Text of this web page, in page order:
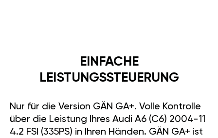
EINFACHE
LEISTUNGSSTEUERUNG
Nur für die Version GÄN GA+. Volle Kontrolle
über die Leistung Ihres Audi A6 (C6) 2004-11
4.2 FSI (335PS) in Ihren Händen. GÄN GA+ ist